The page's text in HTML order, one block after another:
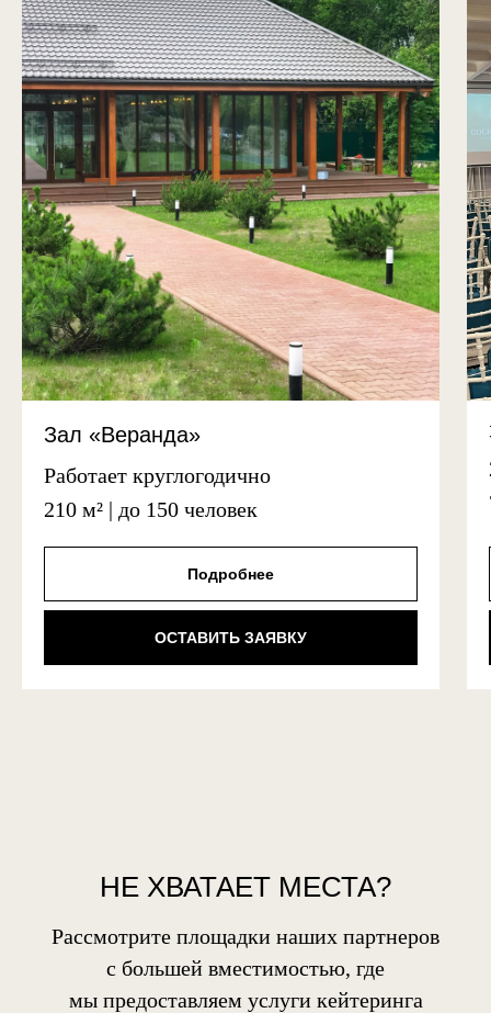
Зал «Веранда»
Работает круглогодично
210 м² | до 150 человек
Подробнее
ОСТАВИТЬ ЗАЯВКУ
НЕ ХВАТАЕТ МЕСТА?
Рассмотрите площадки наших партнеров
с большей вместимостью, где
мы предоставляем услуги кейтеринга